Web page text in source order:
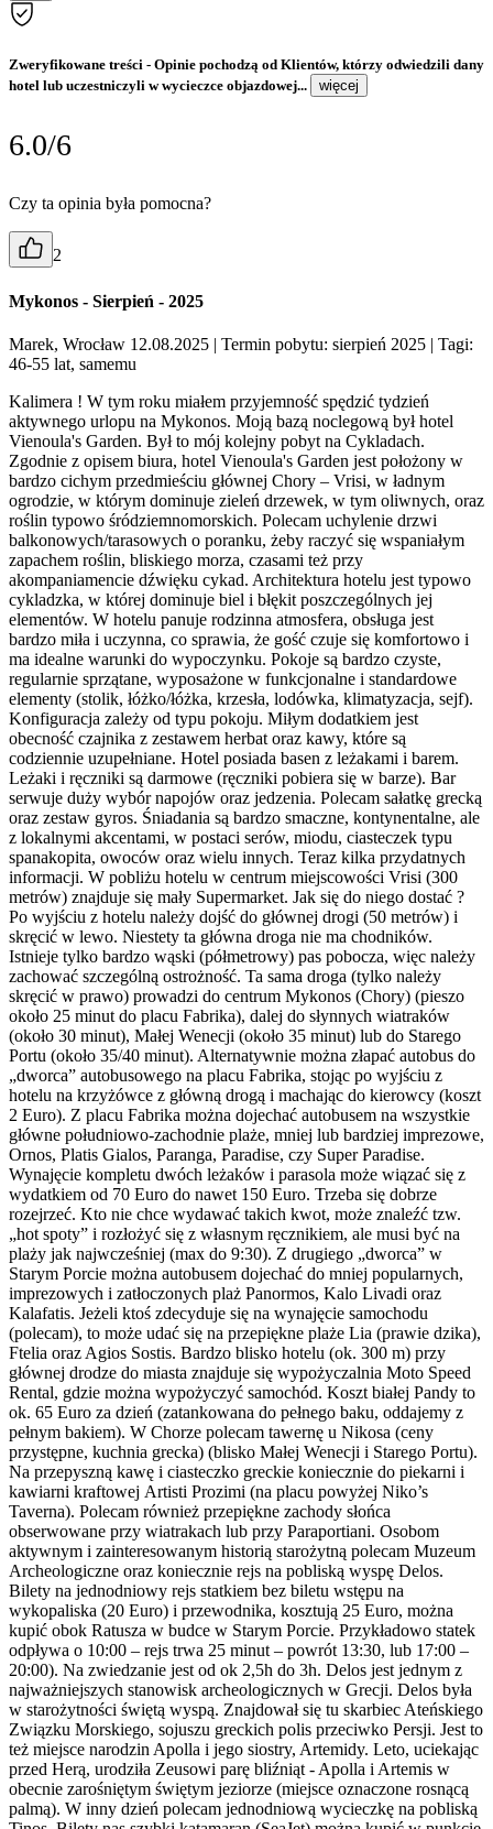
Zweryfikowane treści - Opinie pochodzą od Klientów, którzy odwiedzili dany
hotel lub uczestniczyli w wycieczce objazdowej...
więcej
6.0/6
Czy ta opinia była pomocna?
2
Mykonos - Sierpień - 2025
Marek, Wrocław 12.08.2025 | Termin pobytu: sierpień 2025 | Tagi:
46-55 lat, samemu
Kalimera ! W tym roku miałem przyjemność spędzić tydzień
aktywnego urlopu na Mykonos. Moją bazą noclegową był hotel
Vienoula's Garden. Był to mój kolejny pobyt na Cykladach.
Zgodnie z opisem biura, hotel Vienoula's Garden jest położony w
bardzo cichym przedmieściu głównej Chory – Vrisi, w ładnym
ogrodzie, w którym dominuje zieleń drzewek, w tym oliwnych, oraz
roślin typowo śródziemnomorskich. Polecam uchylenie drzwi
balkonowych/tarasowych o poranku, żeby raczyć się wspaniałym
zapachem roślin, bliskiego morza, czasami też przy
akompaniamencie dźwięku cykad. Architektura hotelu jest typowo
cykladzka, w której dominuje biel i błękit poszczególnych jej
elementów. W hotelu panuje rodzinna atmosfera, obsługa jest
bardzo miła i uczynna, co sprawia, że gość czuje się komfortowo i
ma idealne warunki do wypoczynku. Pokoje są bardzo czyste,
regularnie sprzątane, wyposażone w funkcjonalne i standardowe
elementy (stolik, łóżko/łóżka, krzesła, lodówka, klimatyzacja, sejf).
Konfiguracja zależy od typu pokoju. Miłym dodatkiem jest
obecność czajnika z zestawem herbat oraz kawy, które są
codziennie uzupełniane. Hotel posiada basen z leżakami i barem.
Leżaki i ręczniki są darmowe (ręczniki pobiera się w barze). Bar
serwuje duży wybór napojów oraz jedzenia. Polecam sałatkę grecką
oraz zestaw gyros. Śniadania są bardzo smaczne, kontynentalne, ale
z lokalnymi akcentami, w postaci serów, miodu, ciasteczek typu
spanakopita, owoców oraz wielu innych. Teraz kilka przydatnych
informacji. W pobliżu hotelu w centrum miejscowości Vrisi (300
metrów) znajduje się mały Supermarket. Jak się do niego dostać ?
Po wyjściu z hotelu należy dojść do głównej drogi (50 metrów) i
skręcić w lewo. Niestety ta główna droga nie ma chodników.
Istnieje tylko bardzo wąski (półmetrowy) pas pobocza, więc należy
zachować szczególną ostrożność. Ta sama droga (tylko należy
skręcić w prawo) prowadzi do centrum Mykonos (Chory) (pieszo
około 25 minut do placu Fabrika), dalej do słynnych wiatraków
(około 30 minut), Małej Wenecji (około 35 minut) lub do Starego
Portu (około 35/40 minut). Alternatywnie można złapać autobus do
„dworca” autobusowego na placu Fabrika, stojąc po wyjściu z
hotelu na krzyżówce z główną drogą i machając do kierowcy (koszt
2 Euro). Z placu Fabrika można dojechać autobusem na wszystkie
główne południowo-zachodnie plaże, mniej lub bardziej imprezowe,
Ornos, Platis Gialos, Paranga, Paradise, czy Super Paradise.
Wynajęcie kompletu dwóch leżaków i parasola może wiązać się z
wydatkiem od 70 Euro do nawet 150 Euro. Trzeba się dobrze
rozejrzeć. Kto nie chce wydawać takich kwot, może znaleźć tzw.
„hot spoty” i rozłożyć się z własnym ręcznikiem, ale musi być na
plaży jak najwcześniej (max do 9:30). Z drugiego „dworca” w
Starym Porcie można autobusem dojechać do mniej popularnych,
imprezowych i zatłoczonych plaż Panormos, Kalo Livadi oraz
Kalafatis. Jeżeli ktoś zdecyduje się na wynajęcie samochodu
(polecam), to może udać się na przepiękne plaże Lia (prawie dzika),
Ftelia oraz Agios Sostis. Bardzo blisko hotelu (ok. 300 m) przy
głównej drodze do miasta znajduje się wypożyczalnia Moto Speed
Rental, gdzie można wypożyczyć samochód. Koszt białej Pandy to
ok. 65 Euro za dzień (zatankowana do pełnego baku, oddajemy z
pełnym bakiem). W Chorze polecam tawernę u Nikosa (ceny
przystępne, kuchnia grecka) (blisko Małej Wenecji i Starego Portu).
Na przepyszną kawę i ciasteczko greckie koniecznie do piekarni i
kawiarni kraftowej Αrtisti Prozimi (na placu powyżej Niko’s
Taverna). Polecam również przepiękne zachody słońca
obserwowane przy wiatrakach lub przy Paraportiani. Osobom
aktywnym i zainteresowanym historią starożytną polecam Muzeum
Archeologiczne oraz koniecznie rejs na pobliską wyspę Delos.
Bilety na jednodniowy rejs statkiem bez biletu wstępu na
wykopaliska (20 Euro) i przewodnika, kosztują 25 Euro, można
kupić obok Ratusza w budce w Starym Porcie. Przykładowo statek
odpływa o 10:00 – rejs trwa 25 minut – powrót 13:30, lub 17:00 –
20:00). Na zwiedzanie jest od ok 2,5h do 3h. Delos jest jednym z
najważniejszych stanowisk archeologicznych w Grecji. Delos była
w starożytności świętą wyspą. Znajdował się tu skarbiec Ateńskiego
Związku Morskiego, sojuszu greckich polis przeciwko Persji. Jest to
też miejsce narodzin Apolla i jego siostry, Artemidy. Leto, uciekając
przed Herą, urodziła Zeusowi parę bliźniąt - Apolla i Artemis w
obecnie zarośniętym świętym jeziorze (miejsce oznaczone rosnącą
palmą). W inny dzień polecam jednodniową wycieczkę na pobliską